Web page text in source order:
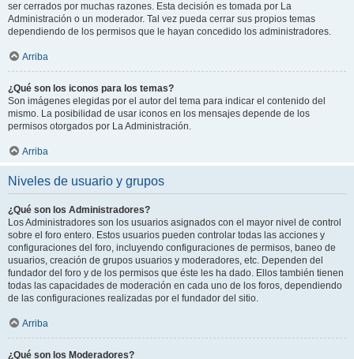
ser cerrados por muchas razones. Esta decisión es tomada por La
Administración o un moderador. Tal vez pueda cerrar sus propios temas
dependiendo de los permisos que le hayan concedido los administradores.
Arriba
¿Qué son los iconos para los temas?
Son imágenes elegidas por el autor del tema para indicar el contenido del
mismo. La posibilidad de usar iconos en los mensajes depende de los
permisos otorgados por La Administración.
Arriba
Niveles de usuario y grupos
¿Qué son los Administradores?
Los Administradores son los usuarios asignados con el mayor nivel de control
sobre el foro entero. Estos usuarios pueden controlar todas las acciones y
configuraciones del foro, incluyendo configuraciones de permisos, baneo de
usuarios, creación de grupos usuarios y moderadores, etc. Dependen del
fundador del foro y de los permisos que éste les ha dado. Ellos también tienen
todas las capacidades de moderación en cada uno de los foros, dependiendo
de las configuraciones realizadas por el fundador del sitio.
Arriba
¿Qué son los Moderadores?